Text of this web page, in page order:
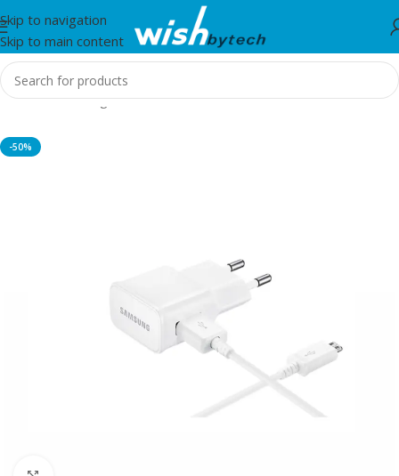
Skip to navigation
Skip to main content
Home/Samsung
-50%